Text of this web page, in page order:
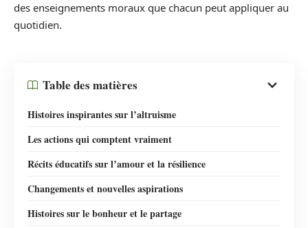
des enseignements moraux que chacun peut appliquer au
quotidien.
Table des matières
Histoires inspirantes sur l’altruisme
Les actions qui comptent vraiment
Récits éducatifs sur l’amour et la résilience
Changements et nouvelles aspirations
Histoires sur le bonheur et le partage